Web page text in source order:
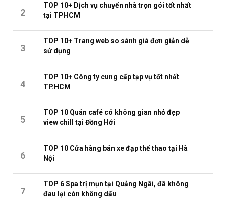
2
TOP 10+ Dịch vụ chuyển nhà trọn gói tốt nhất
tại TPHCM
3
TOP 10+ Trang web so sánh giá đơn giản dễ
sử dụng
4
TOP 10+ Công ty cung cấp tạp vụ tốt nhất
TP.HCM
5
TOP 10 Quán café có không gian nhỏ đẹp
view chill tại Đồng Hới
6
TOP 10 Cửa hàng bán xe đạp thể thao tại Hà
Nội
7
TOP 6 Spa trị mụn tại Quảng Ngãi, đã không
đau lại còn không dấu